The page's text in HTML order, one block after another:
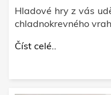
Hladové hry z vás
chladnokrevného
Číst celé..